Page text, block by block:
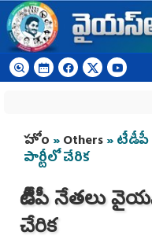
Skip to main content
You are here
హోం »Others»
పార్టీలో చేరిక‌
టీడీపీ నేత‌లు
చేరిక‌